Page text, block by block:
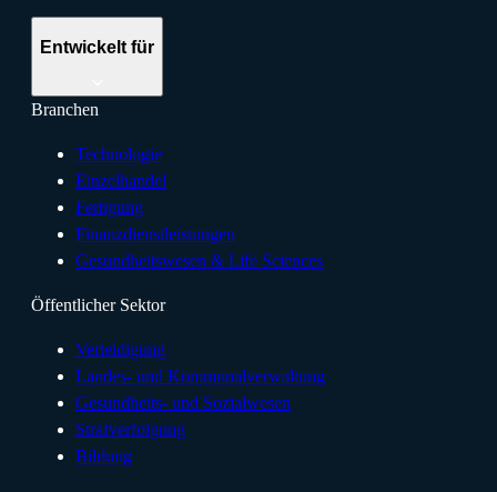
Entwickelt für
Branchen
Technologie
Einzelhandel
Fertigung
Finanzdienstleistungen
Gesundheitswesen & Life Sciences
Öffentlicher Sektor
Verteidigung
Landes- und Kommunalverwaltung
Gesundheits- und Sozialwesen
Strafverfolgung
Bildung